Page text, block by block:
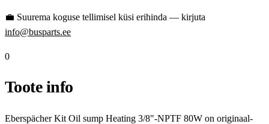
💼 Suurema koguse tellimisel küsi erihinda — kirjuta
info@busparts.ee
0
Toote info
Eberspächer Kit Oil sump Heating 3/8"-NPTF 80W on originaal-